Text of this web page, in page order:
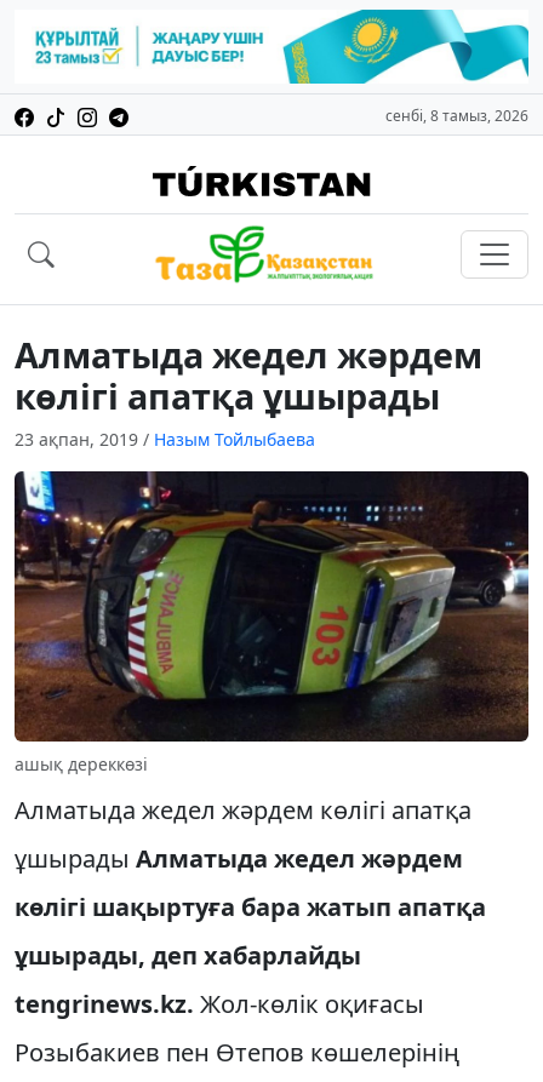
сенбі, 8 тамыз, 2026
Алматыда жедел жәрдем
көлігі апатқа ұшырады
23 ақпан, 2019 / Назым Тойлыбаева
ашық дереккөзі
Алматыда жедел жәрдем көлігі апатқа
ұшырады Алматыда жедел жәрдем
көлігі шақыртуға бара жатып апатқа
ұшырады, деп хабарлайды
tengrinews.kz. Жол-көлік оқиғасы
Розыбакиев пен Өтепов көшелерінің